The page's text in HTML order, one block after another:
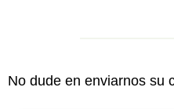
No dude en enviarnos su